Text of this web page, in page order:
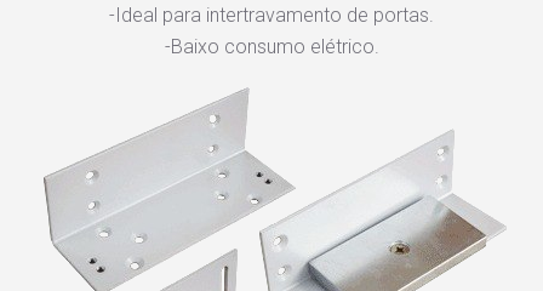
-Ideal para intertravamento de portas.
-Baixo consumo elétrico.